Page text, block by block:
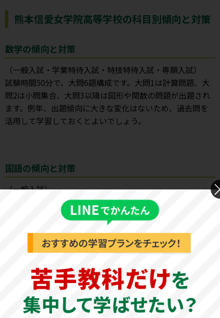
熊本信愛女学院高等学校の科目別傾向と対策
数学の傾向と対策
（一般入試・学業特待入試・特技特待入試・専願入試）
試験時間50分で、大問6題構成です。大問1は計算問題、大
問2は小問集合、大問3以降は図形や関数の問題が出題され
ます。例年、出題傾向に大きな変化はないため、過去問を
活用して学習しておくとよいでしょう。
国語の傾向と対策
（一般入試）
試験時間50分で、読解問題のみの大問2題構成です。読解問
題は文章量が多いため、時間配分に注意する必要がありま
す。また、2022年度の一般入試では、記述問題も多く出題
されました。問題集や過去問を活用して、問題の意図を正
確に読み取り、自分の言葉で解答を記述できるようにして
おきましょう。
（学業特待入試・特技特待入試・専願入試）